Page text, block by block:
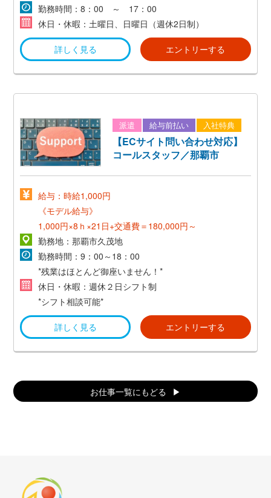
勤務時間：8：00 ～ 17：00
休日・休暇：土曜日、日曜日（週休2日制）
詳しく見る エントリーする
派遣 給与前払い 入社特典
【ECサイト問い合わせ対応】
コールスタッフ／那覇市
給与：時給1,000円
《モデル給与》
1,000円×8ｈ×21日+交通費＝180,000円～
勤務地：那覇市久茂地
勤務時間：9：00～18：00
*残業はほとんど御座いません！*
休日・休暇：週休２日シフト制
*シフト相談可能*
詳しく見る エントリーする
お仕事一覧にもどる